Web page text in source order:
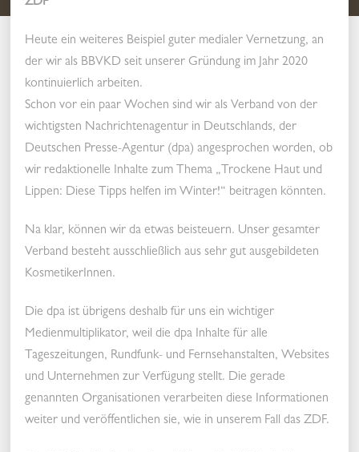
Heute ein weiteres Beispiel guter medialer Vernetzung, an
der wir als BBVKD seit unserer Gründung im Jahr 2020
kontinuierlich arbeiten.
Schon vor ein paar Wochen sind wir als Verband von der
wichtigsten Nachrichtenagentur in Deutschlands, der
Deutschen Presse-Agentur (dpa) angesprochen worden, ob
wir redaktionelle Inhalte zum Thema „Trockene Haut und
Lippen: Diese Tipps helfen im Winter!“ beitragen könnten.
Na klar, können wir da etwas beisteuern. Unser gesamter
Verband besteht ausschließlich aus sehr gut ausgebildeten
KosmetikerInnen.
Die dpa ist übrigens deshalb für uns ein wichtiger
Medienmultiplikator, weil die dpa Inhalte für alle
Tageszeitungen, Rundfunk- und Fernsehanstalten, Websites
und Unternehmen zur Verfügung stellt. Die gerade
genannten Organisationen verarbeiten diese Informationen
weiter und veröffentlichen sie, wie in unserem Fall das ZDF.